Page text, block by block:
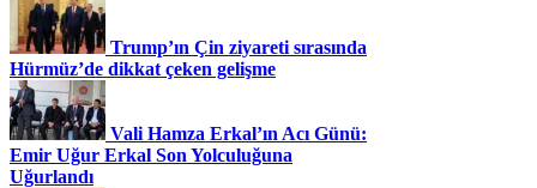
Trump’ın Çin ziyareti sırasında
Hürmüz’de dikkat çeken gelişme
Vali Hamza Erkal’ın Acı Günü:
Emir Uğur Erkal Son Yolculuğuna
Uğurlandı